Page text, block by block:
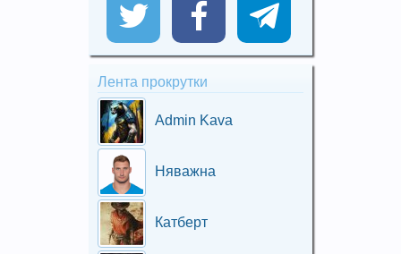
Лента прокрутки
Admin Kava
Няважна
Катберт